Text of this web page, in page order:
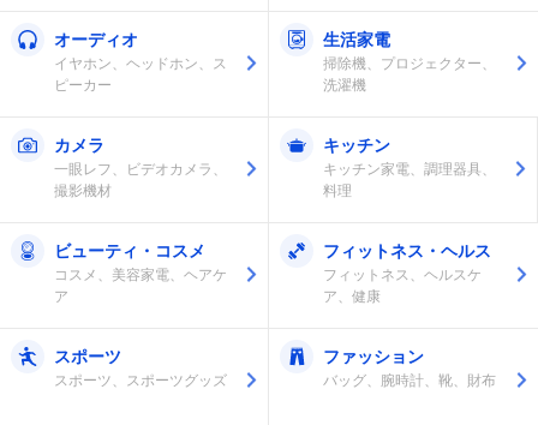
オーディオ
イヤホン、ヘッドホン、ス
ピーカー
生活家電
掃除機、プロジェクター、
洗濯機
カメラ
一眼レフ、ビデオカメラ、
撮影機材
キッチン
キッチン家電、調理器具、
料理
ビューティ・コスメ
コスメ、美容家電、ヘアケ
ア
フィットネス・ヘルス
フィットネス、ヘルスケ
ア、健康
スポーツ
スポーツ、スポーツグッズ
ファッション
バッグ、腕時計、靴、財布